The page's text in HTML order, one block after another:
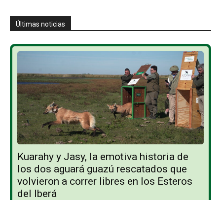
Últimas noticias
Kuarahy y Jasy, la emotiva historia de
los dos aguará guazú rescatados que
volvieron a correr libres en los Esteros
del Iberá